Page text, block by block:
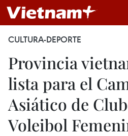
CULTURA-DEPORTE
Provincia
lista para el
Asiático de
Voleibol